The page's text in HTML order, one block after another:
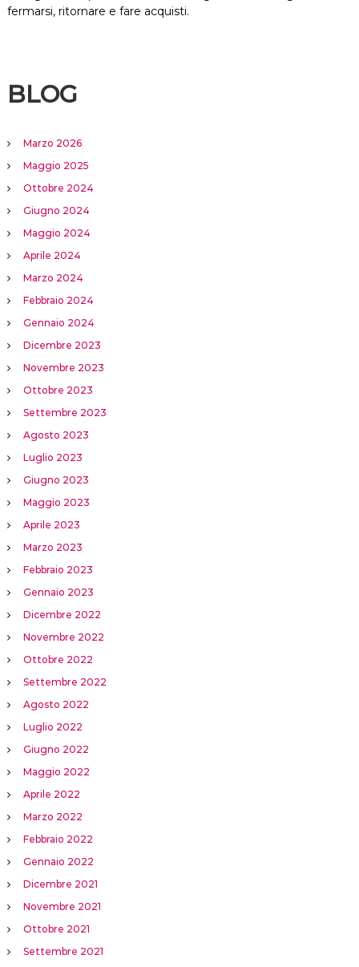
fermarsi, ritornare e fare acquisti.
BLOG
Marzo 2026
Maggio 2025
Ottobre 2024
Giugno 2024
Maggio 2024
Aprile 2024
Marzo 2024
Febbraio 2024
Gennaio 2024
Dicembre 2023
Novembre 2023
Ottobre 2023
Settembre 2023
Agosto 2023
Luglio 2023
Giugno 2023
Maggio 2023
Aprile 2023
Marzo 2023
Febbraio 2023
Gennaio 2023
Dicembre 2022
Novembre 2022
Ottobre 2022
Settembre 2022
Agosto 2022
Luglio 2022
Giugno 2022
Maggio 2022
Aprile 2022
Marzo 2022
Febbraio 2022
Gennaio 2022
Dicembre 2021
Novembre 2021
Ottobre 2021
Settembre 2021